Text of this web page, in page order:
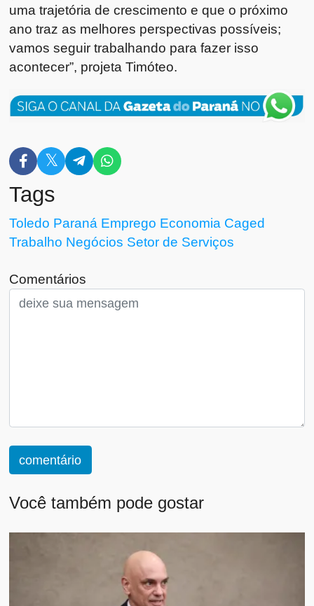
uma trajetória de crescimento e que o próximo
ano traz as melhores perspectivas possíveis;
vamos seguir trabalhando para fazer isso
acontecer”, projeta Timóteo.
Tags
Toledo Paraná Emprego Economia Caged
Trabalho Negócios Setor de Serviços
Comentários
comentário
Você também pode gostar